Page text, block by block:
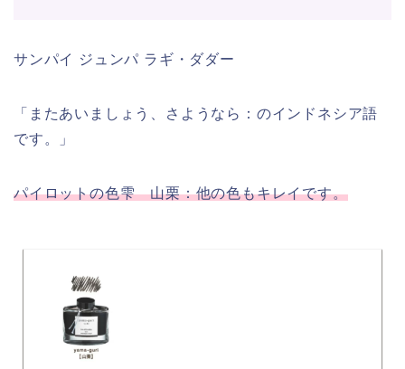
サンパイ ジュンパ ラギ・ダダー
「またあいましょう、さようなら：のインドネシア語
です。」
パイロットの色雫 山栗：他の色もキレイです。